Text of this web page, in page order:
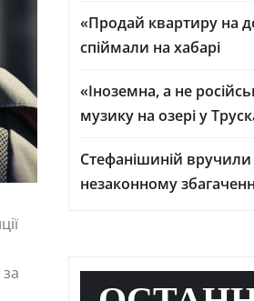
«Продай квартиру на
спіймали на хабарі
«Іноземна, а не
музику на озері у
Стефанішиній
незаконному